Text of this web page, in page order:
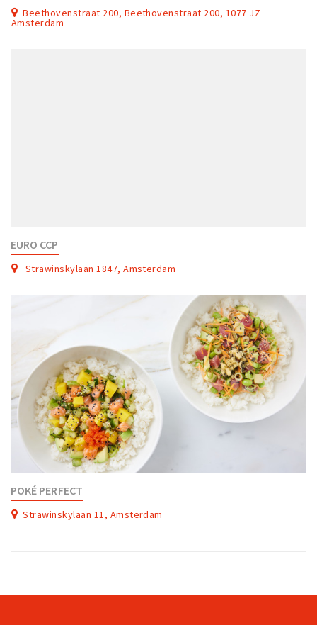
Beethovenstraat 200, Beethovenstraat 200, 1077 JZ
Amsterdam
EURO CCP
Strawinskylaan 1847, Amsterdam
POKÉ PERFECT
Strawinskylaan 11, Amsterdam